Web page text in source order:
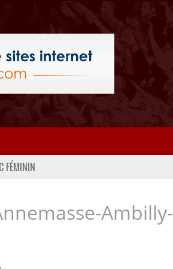
FÉMININ
Ambilly-